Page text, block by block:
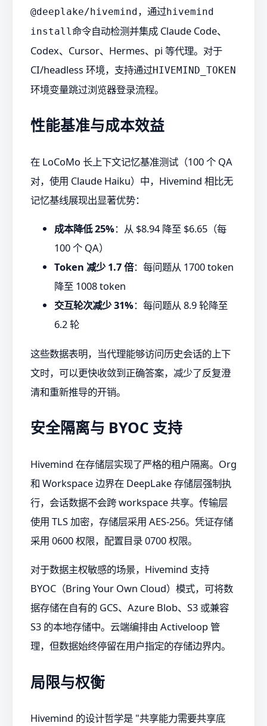
@deeplake/hivemind ，通过hivemind
install命令自动检测并集成 Claude Code、
Codex、Cursor、Hermes、pi 等代理。对于
CI/headless 环境，支持通过HIVEMIND_TOKEN
环境变量跳过浏览器登录流程。
性能基准与成本效益
在 LoCoMo 长上下文记忆基准测试（100 个 QA
对，使用 Claude Haiku）中，Hivemind 相比无
记忆基线展现出显著优势：
成本降低 25%：从 $8.94 降至 $6.65（每
100 个 QA）
Token 减少 1.7 倍：每问题从 1700 token
降至 1008 token
交互轮次减少 31%：每问题从 8.9 轮降至
6.2 轮
这些数据表明，当代理能够访问历史会话的上下
文时，可以更快收敛到正确答案，减少了反复澄
清和重新推导的开销。
安全隔离与 BYOC 支持
Hivemind 在存储层实现了严格的租户隔离。Org
和 Workspace 边界在 DeepLake 存储层强制执
行，会话数据不会跨 workspace 共享。传输层
使用 TLS 加密，存储层采用 AES-256。凭证存储
采用 0600 权限，配置目录 0700 权限。
对于数据主权敏感的场景，Hivemind 支持
BYOC（Bring Your Own Cloud）模式，可将数
据存储在自有的 GCS、Azure Blob、S3 或兼容
S3 的本地存储中。云端编排由 Activeloop 管
理，但数据始终停留在用户指定的存储边界内。
局限与权衡
Hivemind 的设计哲学是 "共享能力需要共享底